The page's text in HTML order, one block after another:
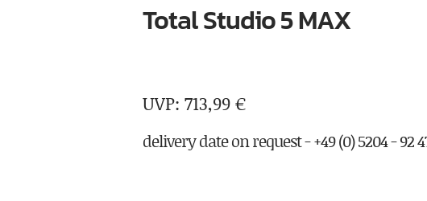
Total Studio 5 MAX
713,99€
delivery date on request - +49 (0) 5204 - 92